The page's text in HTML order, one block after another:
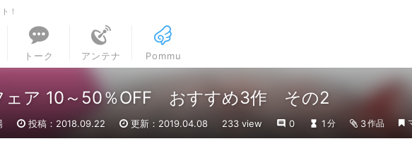
！
トーク アンテナ Pommu
ア 10～50％OFF おすすめ3作 その2
投稿：2018.09.22 更新：2019.04.08 233 view 0 1 分 3作品